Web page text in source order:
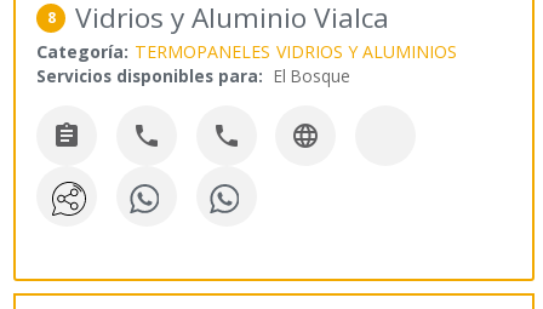
8 Vidrios y Aluminio Vialca
Categoría: TERMOPANELES VIDRIOS Y ALUMINIOS
Servicios disponibles para: El Bosque
   